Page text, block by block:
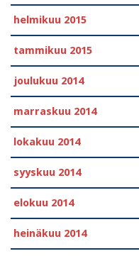
helmikuu 2015
tammikuu 2015
joulukuu 2014
marraskuu 2014
lokakuu 2014
syyskuu 2014
elokuu 2014
heinäkuu 2014